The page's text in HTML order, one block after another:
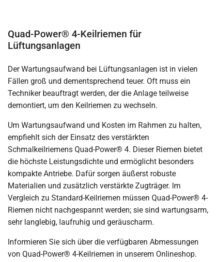
Quad-Power® 4-Keilriemen für
Lüftungsanlagen
Der Wartungsaufwand bei Lüftungsanlagen ist in vielen
Fällen groß und dementsprechend teuer. Oft muss ein
Techniker beauftragt werden, der die Anlage teilweise
demontiert, um den Keilriemen zu wechseln.
Um Wartungsaufwand und Kosten im Rahmen zu halten,
empfiehlt sich der Einsatz des verstärkten
Schmalkeilriemens Quad-Power® 4. Dieser Riemen bietet
die höchste Leistungsdichte und ermöglicht besonders
kompakte Antriebe. Dafür sorgen äußerst robuste
Materialien und zusätzlich verstärkte Zugträger. Im
Vergleich zu Standard-Keilriemen müssen Quad-Power® 4-
Riemen nicht nachgespannt werden; sie sind wartungsarm,
sehr langlebig, laufruhig und geräuscharm.
Informieren Sie sich über die verfügbaren Abmessungen
von Quad-Power® 4-Keilriemen in unserem Onlineshop.